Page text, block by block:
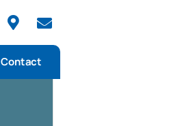
Contact